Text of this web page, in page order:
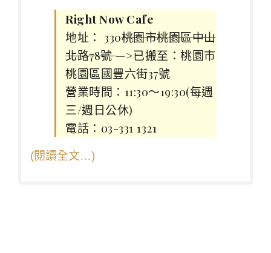
Right Now Cafe
地址： 330桃園市桃園區中山
北路78號—>已搬至：桃園市
桃園區國豐六街37號
營業時間：11:30～19:30(每週
三/週日公休)
電話：03-331 1321
(閱讀全文…)